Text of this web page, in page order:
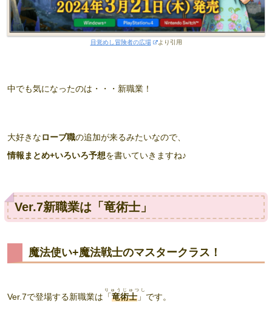
目覚めし冒険者の広場 より引用
中でも気になったのは・・・新職業！
大好きなローブ職の追加が来るみたいなので、
情報まとめ+いろいろ予想を書いていきますね♪
Ver.7新職業は「竜術士」
魔法使い+魔法戦士のマスタークラス！
Ver.7で登場する新職業は 「竜術士 」
りゅうじゅつし
です。